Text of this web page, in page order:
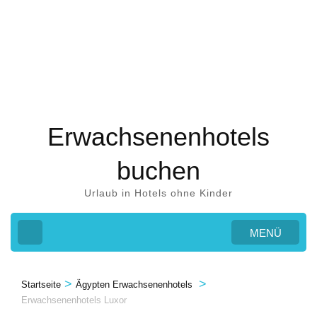
Erwachsenenhotels
buchen
Urlaub in Hotels ohne Kinder
MENÜ
Startseite > Ägypten Erwachsenenhotels >
Erwachsenenhotels Luxor